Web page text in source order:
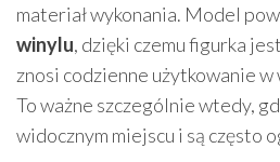
materiał wykonania. Model
winylu, dzięki czemu figurka
znosi codzienne użytkowanie w
To ważne szczególnie wtedy,
widocznym miejscu i są często